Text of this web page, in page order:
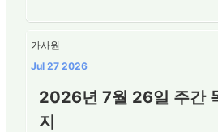
가사원
Jul 27 2026
2026년 7월 26일 주간
지